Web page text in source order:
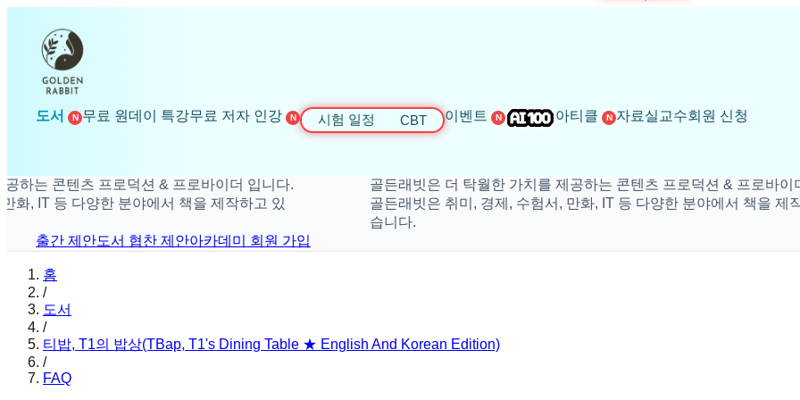
도서 N 무료 원데이 특강무료 저자 인강 N 시험 일정 CBT 이벤트 N 아티클 N 자료실 교수회원 신청
콘텐츠 프로덕션 & 프로바이더 입니다.
등 다양한 분야에서 책을 제작하고 있
골든래빗은 더 탁월한 가치를 제공하는 콘텐츠 프로덕션 & 프로바이더 입
골든래빗은 취미, 경제, 수험서, 만화, IT 등 다양한 분야에서 책을 제작하고
습니다.
출간 제안도서 협찬 제안아카데미 회원 가입
홈
/
도서
/
티밥, T1의 밥상(TBap, T1's Dining Table ★ English And Korean Edition)
/
FAQ